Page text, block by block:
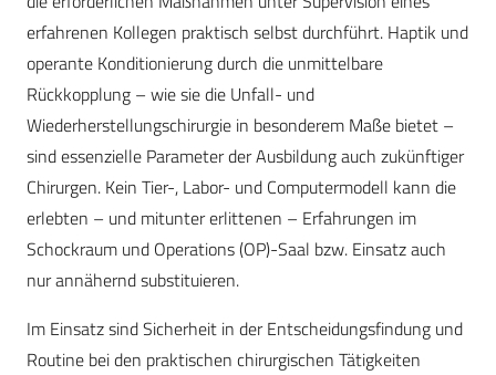
erfahrenen Kollegen praktisch selbst durchführt. Haptik und
operante Konditionierung durch die unmittelbare
Rückkopplung – wie sie die Unfall- und
Wiederherstellungschirurgie in besonderem Maße bietet –
sind essenzielle Parameter der Ausbildung auch zukünftiger
Chirurgen. Kein Tier-, Labor- und Computermodell kann die
erlebten – und mitunter erlittenen – Erfahrungen im
Schockraum und Operations (OP)-Saal bzw. Einsatz auch
nur annähernd substituieren.
Im Einsatz sind Sicherheit in der Entscheidungsfindung und
Routine bei den praktischen chirurgischen Tätigkeiten